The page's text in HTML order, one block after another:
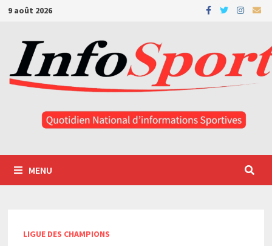
Passer
contenu
9 août 2026
MENU
LIGUE DES CHAMPIONS